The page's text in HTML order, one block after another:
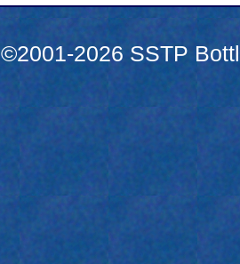
©2001-2026 SSTP